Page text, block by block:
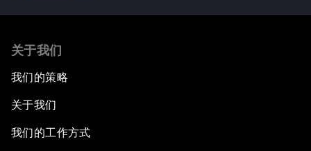
关于我们
我们的策略
关于我们
我们的工作方式